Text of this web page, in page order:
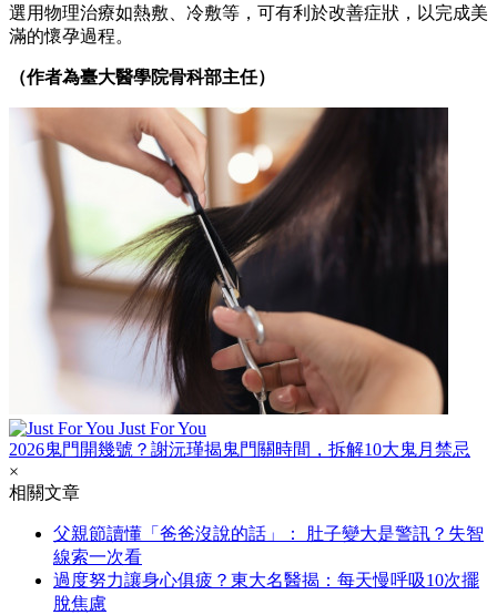
選用物理治療如熱敷、冷敷等，可有利於改善症狀，以完成美
滿的懷孕過程。
（作者為臺大醫學院骨科部主任）
Just For You
2026鬼門開幾號？謝沅瑾揭鬼門關時間，拆解10大鬼月禁忌
×
相關文章
父親節讀懂「爸爸沒說的話」： 肚子變大是警訊？失智
線索一次看
過度努力讓身心俱疲？東大名醫揭：每天慢呼吸10次擺
脫焦慮